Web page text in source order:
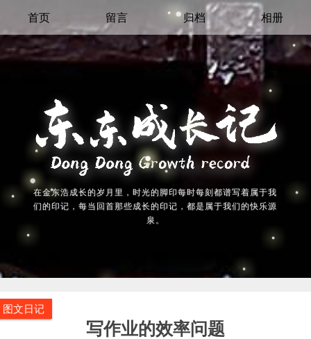
首页 留言 归档 相册
在金东浩成长的岁月里，时光的脚印每时每刻都谱写着属于我
们的印记，每当回首那些成长的印记，都是属于我们的快乐源
泉。
图文日记
写作业的效率问题